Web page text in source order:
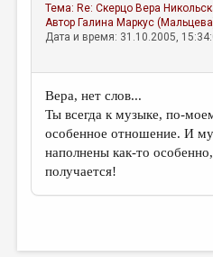
Тема: Re: Скерцо Вера
Автор Галина Маркус
Дата и время: 31.10.2005,
Вера, нет слов...
Ты всегда к музыке, по-
особенное отношение. И
наполнены как-то
получается!